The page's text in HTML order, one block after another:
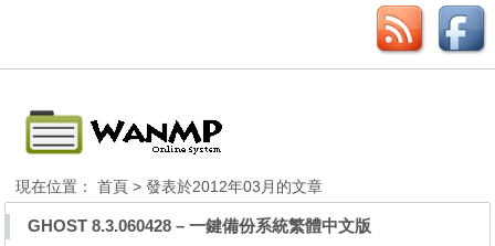
現在位置：首頁 > 發表於2012年03月的文章
GHOST 8.3.060428 – 一鍵備份系統繁體中文版